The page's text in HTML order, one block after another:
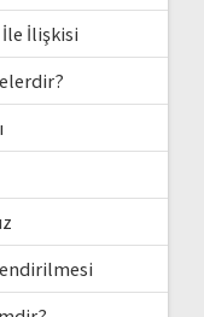
İlişkisi